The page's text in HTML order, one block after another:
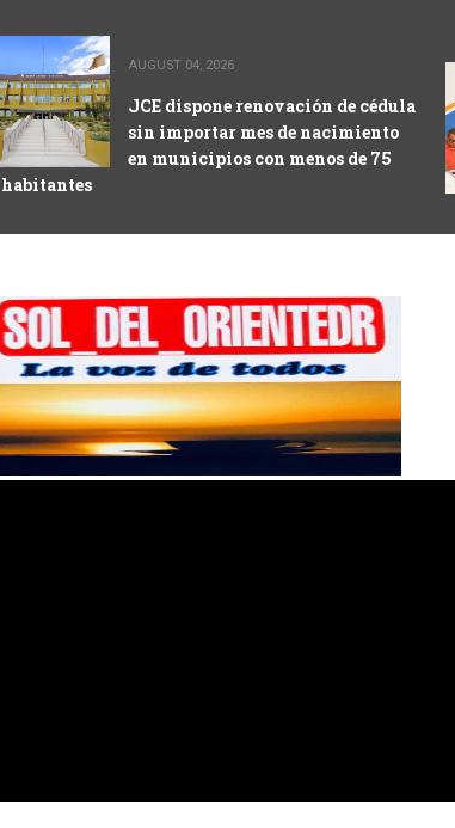
AUGUST 04, 2026
JCE dispone renovación de cédula
sin importar mes de nacimiento
en municipios con menos de 75